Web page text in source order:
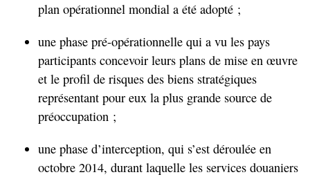
plan opérationnel mondial a été adopté ;
une phase pré-opérationnelle qui a vu les pays
participants concevoir leurs plans de mise en œuvre
et le profil de risques des biens stratégiques
représentant pour eux la plus grande source de
préoccupation ;
une phase d’interception, qui s’est déroulée en
octobre 2014, durant laquelle les services douaniers